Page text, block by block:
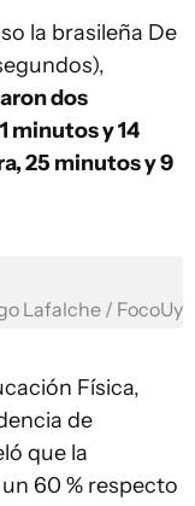
la brasileña De
dos
minutos y 14
25 minutos y 9
Lafalche / FocoUy
Física,
de
que la
60 % respecto